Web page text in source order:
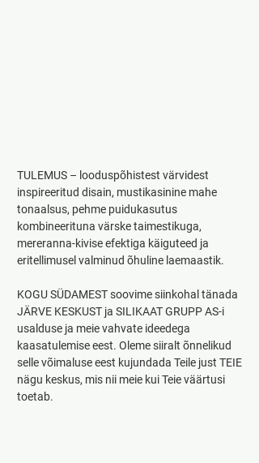
TULEMUS – looduspõhistest värvidest
inspireeritud disain, mustikasinine mahe
tonaalsus, pehme puidukasutus
kombineerituna värske taimestikuga,
mereranna-kivise efektiga käiguteed ja
eritellimusel valminud õhuline laemaastik.
KOGU SÜDAMEST soovime siinkohal tänada
JÄRVE KESKUST ja SILIKAAT GRUPP AS-i
usalduse ja meie vahvate ideedega
kaasatulemise eest. Oleme siiralt õnnelikud
selle võimaluse eest kujundada Teile just TEIE
nägu keskus, mis nii meie kui Teie väärtusi
toetab.